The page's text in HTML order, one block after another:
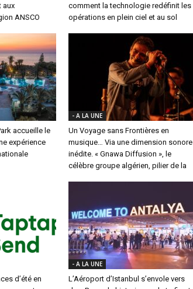
aux
ANSCO
comment la technologie redéfinit les
opérations en plein ciel et au sol
accueille le
expérience
- A LA UNE
Un Voyage sans Frontières en
musique… Via une dimension sonore
inédite. « Gnawa Diffusion », le
célèbre groupe algérien, pilier de la
d’été en
- A LA UNE
L’Aéroport d’Istanbul s’envole vers